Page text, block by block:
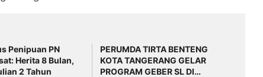
Penipuan PN
Herita 8 Bulan,
2 Tahun
PERUMDA TIRTA BENTENG
KOTA TANGERANG GELAR
PROGRAM GEBER SL DI